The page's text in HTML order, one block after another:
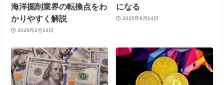
海洋掘削業界の転換点をわ
かりやすく解説
2026年2月14日
になる
2025年9月14日